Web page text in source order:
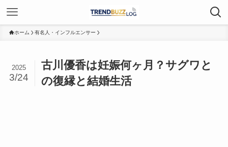
ホーム 有名人・インフルエンサー
古川優香は妊娠何ヶ月？サグワと
の復縁と結婚生活
2025
3/24